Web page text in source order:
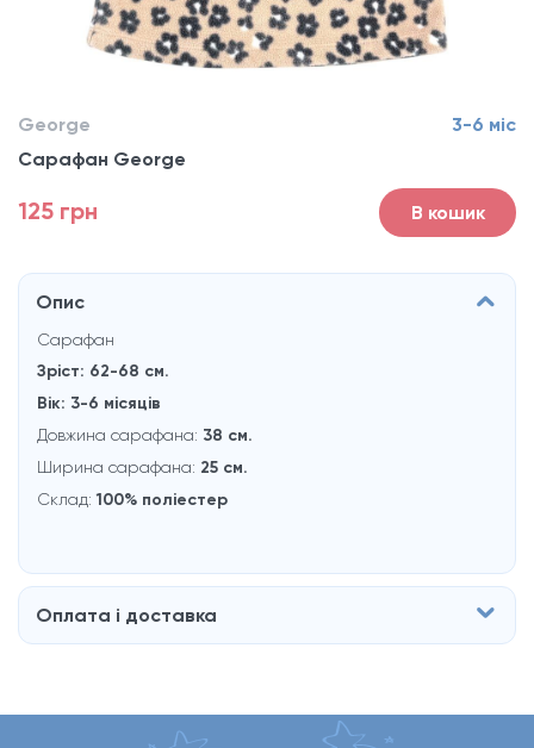
George
3-6 міс
Сарафан George
125 грн В кошик
Опис
Сарафан
Зріст: 62-68 см.
Вік: 3-6 місяців
Довжина сарафана: 38 см.
Ширина сарафана: 25 см.
Склад:100% полiестер
Оплата і доставка